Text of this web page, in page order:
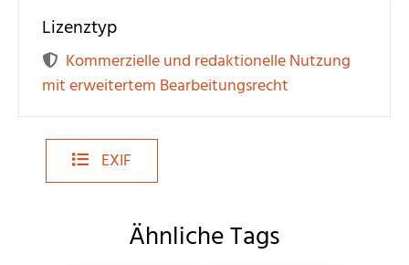
Lizenztyp
Kommerzielle und redaktionelle Nutzung
mit erweitertem Bearbeitungsrecht
EXIF
Ähnliche Tags